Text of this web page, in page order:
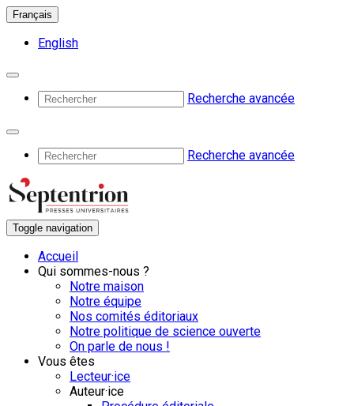
Français
English
Recherche avancée
Recherche avancée
Toggle navigation
Accueil
Qui sommes-nous ?
Notre maison
Notre équipe
Nos comités éditoriaux
Notre politique de science ouverte
On parle de nous !
Vous êtes
Lecteur·ice
Auteur·ice